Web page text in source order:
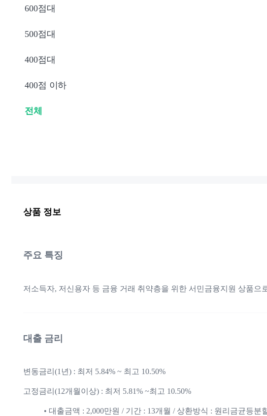
600점대
500점대
400점대
400점 이하
전체
상품 정보
주요 특징
저소득자, 저신용자 등 금융 거래 취약층을 위한 서민금융지원 상품으
대출 금리
변동금리(1년) : 최저 5.84% ~ 최고 10.50%
고정금리(12개월이상) : 최저 5.81% ~최고 10.50%
대출금액 : 2,000만원 / 기간 : 13개월 / 상환방식 : 원리금균등분